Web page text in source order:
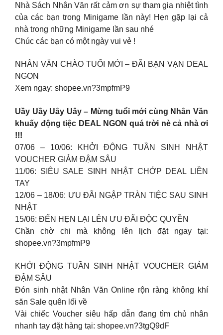
Nhà Sách Nhân Văn rất cảm ơn sự tham gia nhiệt tình
của các bạn trong Minigame lần này! Hẹn gặp lại cả
nhà trong những Minigame lần sau nhé
Chúc các bạn có một ngày vui vẻ !
NHÂN VĂN CHÀO TUỔI MỚI – ĐÃI BẠN VẠN DEAL
NGON
Xem ngay: shopee.vn?3mpfmP9
Uầy Uầy Uây Uây – Mừng tuổi mới cùng Nhân Văn
khuấy động tiệc DEAL NGON quá trời nè cả nhà ơi
!!!
07/06 – 10/06: KHỞI ĐỘNG TUẦN SINH NHẬT
VOUCHER GIẢM ĐẬM SÂU
11/06: SIÊU SALE SINH NHẬT CHỚP DEAL LIỀN
TAY
12/06 – 18/06: ƯU ĐÃI NGẬP TRÀN TIỆC SAU SINH
NHẬT
15/06: ĐẾN HẸN LẠI LÊN ƯU ĐÃI ĐỘC QUYỀN
Chần chờ chi mà không lên lịch đặt ngay tại:
shopee.vn?3mpfmP9
KHỞI ĐỘNG TUẦN SINH NHẬT VOUCHER GIẢM
ĐẬM SÂU
Đón sinh nhật Nhân Văn Online rộn ràng không khí
săn Sale quên lối về
Vài chiếc Voucher siêu hấp dẫn đang tìm chủ nhân
nhanh tay đặt hàng tại: shopee.vn?3tgQ9dF